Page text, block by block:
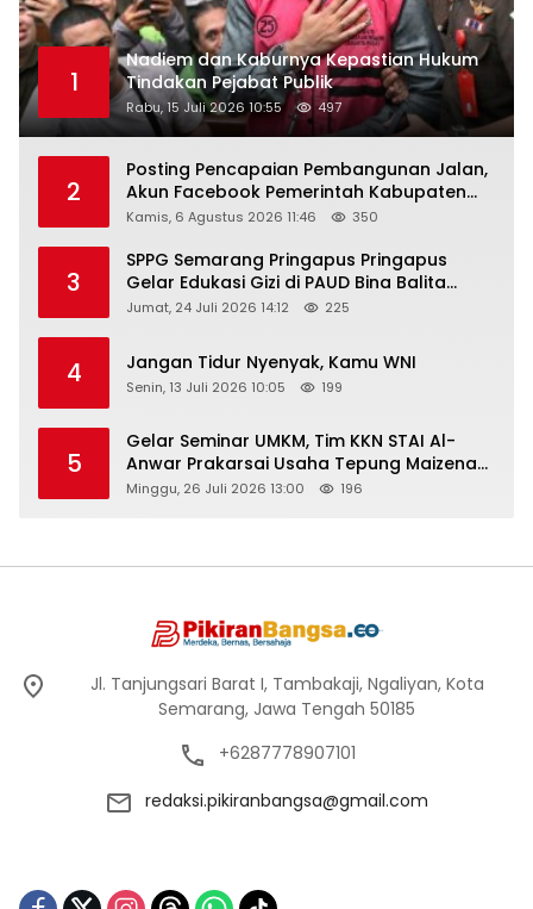
1
Nadiem dan Kaburnya Kepastian Hukum
Tindakan Pejabat Publik
Rabu, 15 Juli 2026 10:55 497
2
Posting Pencapaian Pembangunan Jalan,
Akun Facebook Pemerintah Kabupaten
Rembang “Dirujak” Warganet
Kamis, 6 Agustus 2026 11:46 350
3
SPPG Semarang Pringapus Pringapus
Gelar Edukasi Gizi di PAUD Bina Balita
Peringati Hari Anak Nasional 2026
Jumat, 24 Juli 2026 14:12 225
4 Jangan Tidur Nyenyak, Kamu WNI
Senin, 13 Juli 2026 10:05 199
5
Gelar Seminar UMKM, Tim KKN STAI Al-
Anwar Prakarsai Usaha Tepung Maizena
di Logung
Minggu, 26 Juli 2026 13:00 196
Jl. Tanjungsari Barat I, Tambakaji, Ngaliyan, Kota
Semarang, Jawa Tengah 50185
+6287778907101
redaksi.pikiranbangsa@gmail.com